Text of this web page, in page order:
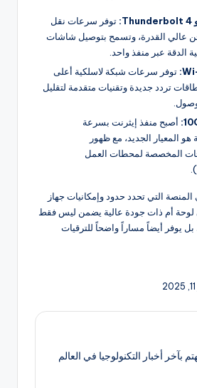
توفر سرعات نقل
عالي القدرة، وتسمح بتوصيل شاشات
الدقة عبر منفذ واحد.
توفر سرعات شبكة لاسلكية أعلى
تردد جديدة وتقنيات متقدمة لتقليل
أصبح منفذ إيثرنت بسرعة
هو المعيار الجديد، مع ظهور
المخصصة لمحطات العمل
المنصة التي تحدد حدود وإمكانيات جهاز
لوحة أم ذات جودة عالية يضمن ليس فقط
بل يوفر أيضاً مساراً واضحاً للترقيات
بآخر أخبار التكنولوجيا في العالم